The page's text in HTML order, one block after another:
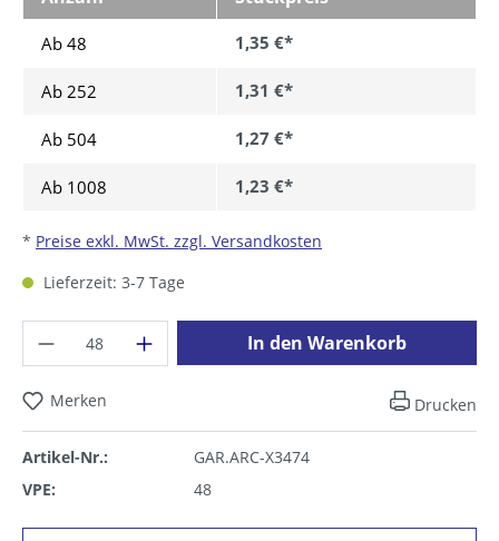
Ab 48 1,35 €*
Ab 252 1,31 €*
Ab 504 1,27 €*
Ab 1008 1,23 €*
* Preise exkl. MwSt. zzgl. Versandkosten
Lieferzeit: 3-7 Tage
Produkt Anzahl: Gib den gewünschten
In den Warenkorb
Merken Drucken
Artikel-Nr.:
GAR.ARC-X3474
VPE:
48